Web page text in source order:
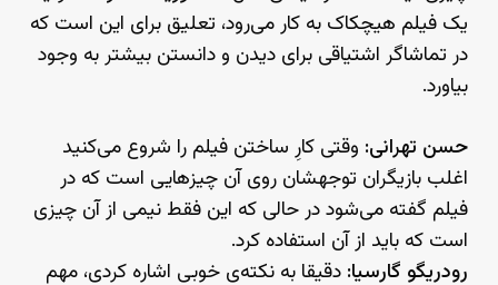
یک فیلم هیچکاک به کار می‌رود، تعلیق برای این است که
در تماشاگر اشتیاقی برای دیدن و دانستن بیشتر به وجود
بیاورد.
حسن تهرانی: وقتی کارِ ساختن فیلم را شروع می‌کنید
اغلب بازیگران توجهشان روی آن چیزهایی است که در
فیلم گفته می‌شود در حالی که این فقط نیمی از آن چیزی
است که باید از آن استفاده کرد.
رودریگو گارسیا: دقیقا به نکته‌ی خوبی اشاره کردی، مهم